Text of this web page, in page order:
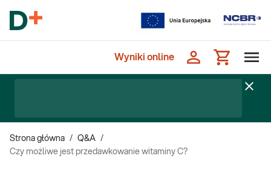
Wyniki online
Strona główna / Q&A /
Czy możliwe jest przedawkowanie witaminy C?